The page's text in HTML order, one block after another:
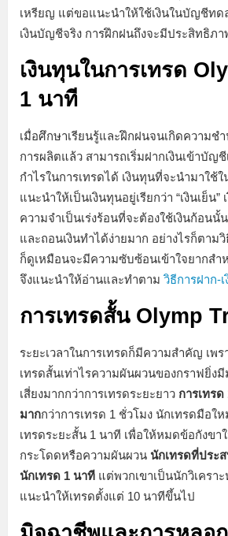
เหรียญ แต่ขอแนะนำให้ใช้เงินในบัญชีทด
เงินบัญชีจริง การฝึกฝนถึงจะมีประสิทธิภา
เงินทุนในการเทรด
1 นาที
เมื่อศึกษาเรียนรู้และฝึกฝนจนเกิดความช
การผลิตแล้ว สามารถเริ่มฝากเงินเข้าบัญ
กำไรในการเทรดได้ เงินทุนที่จะนำมาใช้
แนะนำให้เป็นเงินทุนอยู่เรียกว่า “เงินเย็น”
ความจำเป็นเร่งร้อนที่จะต้องใช้เงินก้อนนั้
และถอนเงินทำได้ง่ายมาก อย่างไรก็ตามวิ
ก็ดูเหมือนจะมีความซับซ้อนเข้าใจยากส
จึงแนะนำให้อ่านและทำตาม วิธีการฝาก-
การเทรดสั้น Olymp
ระยะเวลาในการเทรดก็มีความสำคัญ เพร
เทรดสั้นเท่าไรความผันผวนของกราฟยิ่ง
เสี่ยงมากกว่าการเทรดระยะยาว การเทร
มากกว่าการเทรด 1 ชั่วโมง นักเทรดมือใ
เทรดระยะสั้น 1 นาที เพื่อให้หมดข้อกังขา
กระโดดหรือความผันผวน นักเทรดที่ประ
นักเทรด 1 นาที แต่พวกเขาเป็นนักวิเครา
แนะนำให้เทรดตั้งแต่ 10 นาทีขึ้นไป